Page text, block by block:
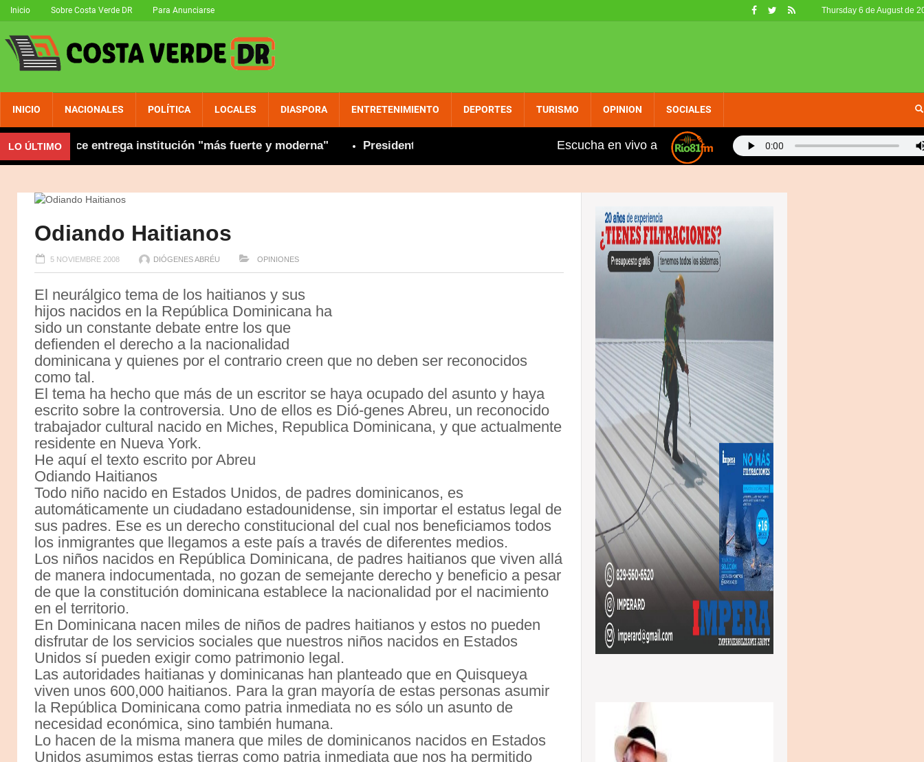
Thursday 6 de August de
Inicio Sobre Costa Verde DR Para Anunciarse
INICIO NACIONALES POLÍTICA LOCALES DIASPORA ENTRETENIMIENTO DEPORTES TURISMO OPINION SOCIALES
LO ÚLTIMO
y dice entrega institución "más fuerte y moderna" Presidenta Hoteles y Restaurantes de María Trinidad Sánchez denuncia apagones están provocando serias
Escucha en vivo a
Odiando Haitianos
5 NOVIEMBRE 2008 DIÓGENES ABRÉU OPINIONES
El neurálgico tema de los haitianos y sus
hijos nacidos en la República Dominicana ha
sido un constante debate entre los que
defienden el derecho a la nacionalidad
dominicana y quienes por el contrario creen que no deben ser reconocidos
como tal.
El tema ha hecho que más de un escritor se haya ocupado del asunto y haya
escrito sobre la controversia. Uno de ellos es Dió-genes Abreu, un reconocido
trabajador cultural nacido en Miches, Republica Dominicana, y que actualmente
residente en Nueva York.
He aquí el texto escrito por Abreu
Odiando Haitianos
Todo niño nacido en Estados Unidos, de padres dominicanos, es
automáticamente un ciudadano estadounidense, sin importar el estatus legal de
sus padres. Ese es un derecho constitucional del cual nos beneficiamos todos
los inmigrantes que llegamos a este país a través de diferentes medios.
Los niños nacidos en República Dominicana, de padres haitianos que viven allá
de manera indocumentada, no gozan de semejante derecho y beneficio a pesar
de que la constitución dominicana establece la nacionalidad por el nacimiento
en el territorio.
En Dominicana nacen miles de niños de padres haitianos y estos no pueden
disfrutar de los servicios sociales que nuestros niños nacidos en Estados
Unidos sí pueden exigir como patrimonio legal.
Las autoridades haitianas y dominicanas han planteado que en Quisqueya
viven unos 600,000 haitianos. Para la gran mayoría de estas personas asumir
la República Dominicana como patria inmediata no es sólo un asunto de
necesidad económica, sino también humana.
Lo hacen de la misma manera que miles de dominicanos nacidos en Estados
Unidos asumimos estas tierras como patria inmediata que nos ha permitido